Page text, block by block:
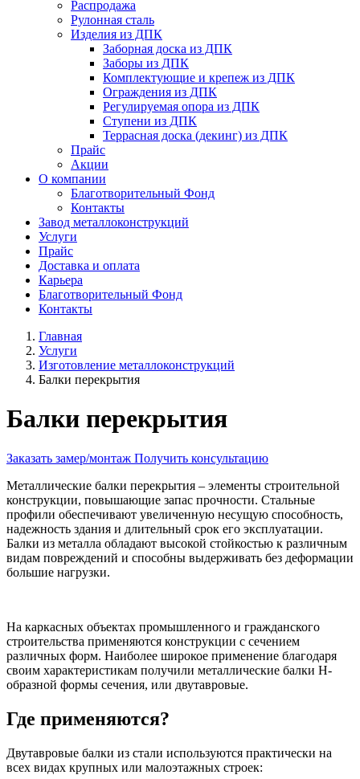
Распродажа
Рулонная сталь
Изделия из ДПК
Заборная доска из ДПК
Заборы из ДПК
Комплектующие и крепеж из ДПК
Ограждения из ДПК
Регулируемая опора из ДПК
Ступени из ДПК
Террасная доска (декинг) из ДПК
Прайс
Акции
О компании
Благотворительный Фонд
Контакты
Завод металлоконструкций
Услуги
Прайс
Доставка и оплата
Карьера
Благотворительный Фонд
Контакты
Главная
Услуги
Изготовление металлоконструкций
Балки перекрытия
Балки перекрытия
Заказать замер/монтаж Получить консультацию
Металлические балки перекрытия – элементы строительной
конструкции, повышающие запас прочности. Стальные
профили обеспечивают увеличенную несущую способность,
надежность здания и длительный срок его эксплуатации.
Балки из металла обладают высокой стойкостью к различным
видам повреждений и способны выдерживать без деформации
большие нагрузки.
На каркасных объектах промышленного и гражданского
строительства применяются конструкции с сечением
различных форм. Наиболее широкое применение благодаря
своим характеристикам получили металлические балки Н-
образной формы сечения, или двутавровые.
Где применяются?
Двутавровые балки из стали используются практически на
всех видах крупных или малоэтажных строек: